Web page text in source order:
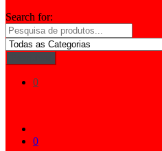
Search for:
0
0